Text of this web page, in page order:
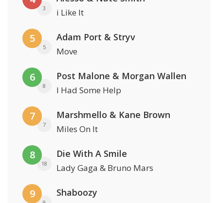
3 i Like It
5
5
Adam Port & Stryv
Move
6
8
Post Malone & Morgan Wallen
I Had Some Help
7
7
Marshmello & Kane Brown
Miles On It
8
18
Die With A Smile
Lady Gaga & Bruno Mars
9 Shaboozy